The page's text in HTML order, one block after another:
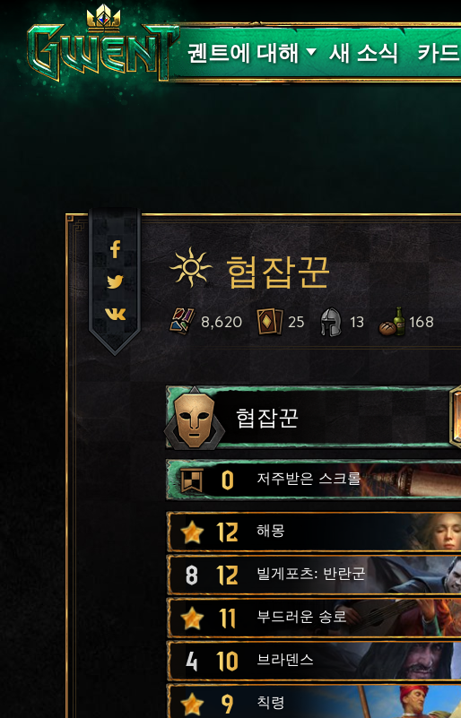
궨트에 대해
고객 지원
새 소식 카
핏빛
협잡꾼
8,620 25 13 168
협잡꾼
0 저주받은 스크롤
12 해몽
8 12 빌게포츠: 반란군
11 부드러운 송로
4 10 브라덴스
9 칙령